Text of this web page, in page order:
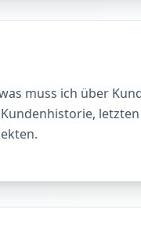
muss ich über
letzten